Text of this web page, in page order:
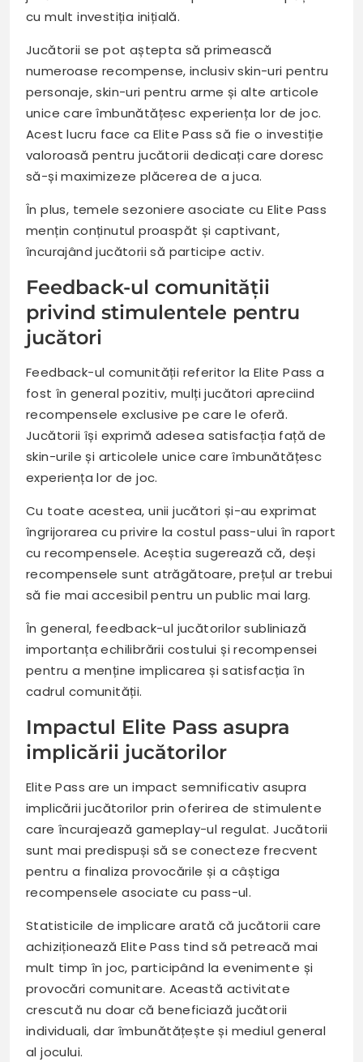
cu mult investiția inițială.
Jucătorii se pot aștepta să primească
numeroase recompense, inclusiv skin-uri pentru
personaje, skin-uri pentru arme și alte articole
unice care îmbunătățesc experiența lor de joc.
Acest lucru face ca Elite Pass să fie o investiție
valoroasă pentru jucătorii dedicați care doresc
să-și maximizeze plăcerea de a juca.
În plus, temele sezoniere asociate cu Elite Pass
mențin conținutul proaspăt și captivant,
încurajând jucătorii să participe activ.
Feedback-ul comunității
privind stimulentele pentru
jucători
Feedback-ul comunității referitor la Elite Pass a
fost în general pozitiv, mulți jucători apreciind
recompensele exclusive pe care le oferă.
Jucătorii își exprimă adesea satisfacția față de
skin-urile și articolele unice care îmbunătățesc
experiența lor de joc.
Cu toate acestea, unii jucători și-au exprimat
îngrijorarea cu privire la costul pass-ului în raport
cu recompensele. Aceștia sugerează că, deși
recompensele sunt atrăgătoare, prețul ar trebui
să fie mai accesibil pentru un public mai larg.
În general, feedback-ul jucătorilor subliniază
importanța echilibrării costului și recompensei
pentru a menține implicarea și satisfacția în
cadrul comunității.
Impactul Elite Pass asupra
implicării jucătorilor
Elite Pass are un impact semnificativ asupra
implicării jucătorilor prin oferirea de stimulente
care încurajează gameplay-ul regulat. Jucătorii
sunt mai predispuși să se conecteze frecvent
pentru a finaliza provocările și a câștiga
recompensele asociate cu pass-ul.
Statisticile de implicare arată că jucătorii care
achiziționează Elite Pass tind să petreacă mai
mult timp în joc, participând la evenimente și
provocări comunitare. Această activitate
crescută nu doar că beneficiază jucătorii
individuali, dar îmbunătățește și mediul general
al jocului.